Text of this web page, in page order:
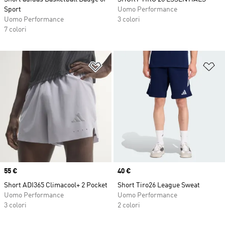
Sport
Uomo Performance
7 colori
Uomo Performance
3 colori
Aggiungi alla lista dei desideri
Price
55 €
Short ADI365 Climacool+ 2 Pocket
Uomo Performance
3 colori
Price
40 €
Short Tiro26 League Sweat
Uomo Performance
2 colori